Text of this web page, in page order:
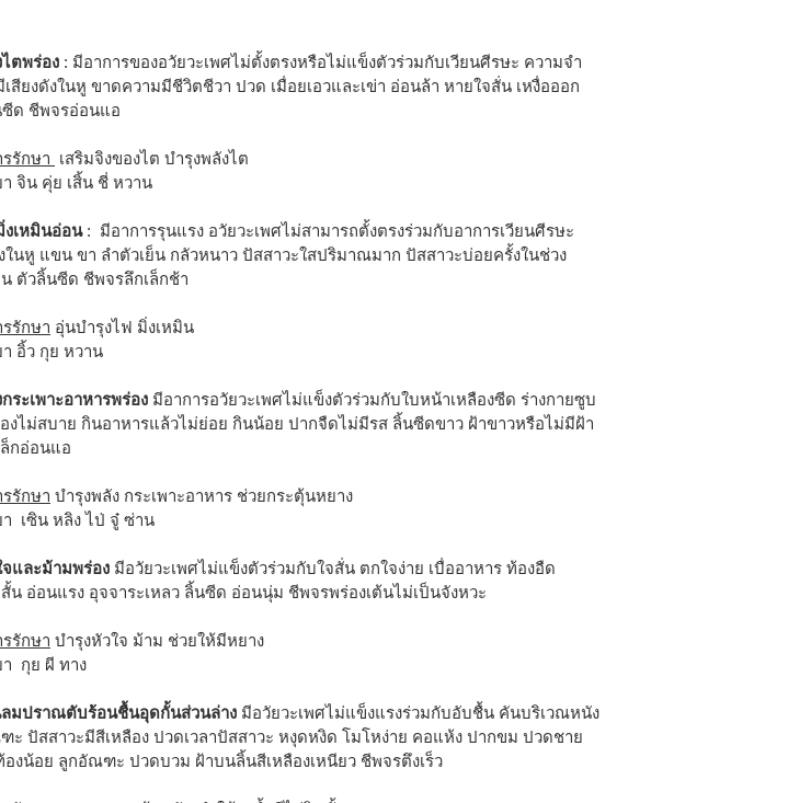
ตพร่อง : มีอาการของอวัยวะเพศไม่ตั้งตรงหรือไม่แข็งตัวร่วมกับเวียนศีรษะ ความจำ
เสียงดังในหู ขาดความมีชีวิตชีวา ปวด เมื่อยเอวและเข่า อ่อนล้า หายใจสั่น เหงื่อออก
ซีด ชีพจรอ่อนแอ
รักษา เสริมจิงของไต บำรุงพลังไต
จิน คุ่ย เสิ้น ชี่ หวาน
เหมินอ่อน: มีอาการรุนแรง อวัยวะเพศไม่สามารถตั้งตรงร่วมกับอาการเวียนศีรษะ
ในหู แขน ขา ลำตัวเย็น กลัวหนาว ปัสสาวะใสปริมาณมาก ปัสสาวะบ่อยครั้งในช่วง
ตัวลิ้นซีด ชีพจรลึกเล็กช้า
รักษา อุ่นบำรุงไฟ มิ่งเหมิน
อิ้ว กุย หวาน
ระเพาะอาหารพร่อง มีอาการอวัยวะเพศไม่แข็งตัวร่วมกับใบหน้าเหลืองซีด ร่างกายซูบ
งไม่สบาย กินอาหารแล้วไม่ย่อย กินน้อย ปากจืดไม่มีรส ลิ้นซีดขาว ฝ้าขาวหรือไม่มีฝ้า
กอ่อนแอ
รักษา บำรุงพลัง กระเพาะอาหาร ช่วยกระตุ้นหยาง
เซิน หลิง ไป่ จู๋ ซ่าน
และม้ามพร่อง มีอวัยวะเพศไม่แข็งตัวร่วมกับใจสั่น ตกใจง่าย เบื่ออาหาร ท้องอืด
น อ่อนแรง อุจจาระเหลว ลิ้นซีด อ่อนนุ่ม ชีพจรพร่องเต้นไม่เป็นจังหวะ
รักษา บำรุงหัวใจ ม้าม ช่วยให้มีหยาง
กุย ผี ทาง
ลมปราณตับร้อนชื้นอุดกั้นส่วนล่าง มีอวัยวะเพศไม่แข็งแรงร่วมกับอับชื้น คันบริเวณหนัง
ปัสสาวะมีสีเหลือง ปวดเวลาปัสสาวะ หงุดหงิด โมโหง่าย คอแห้ง ปากขม ปวดชาย
องน้อย ลูกอัณฑะ ปวดบวม ฝ้าบนลิ้นสีเหลืองเหนียว ชีพจรตึงเร็ว